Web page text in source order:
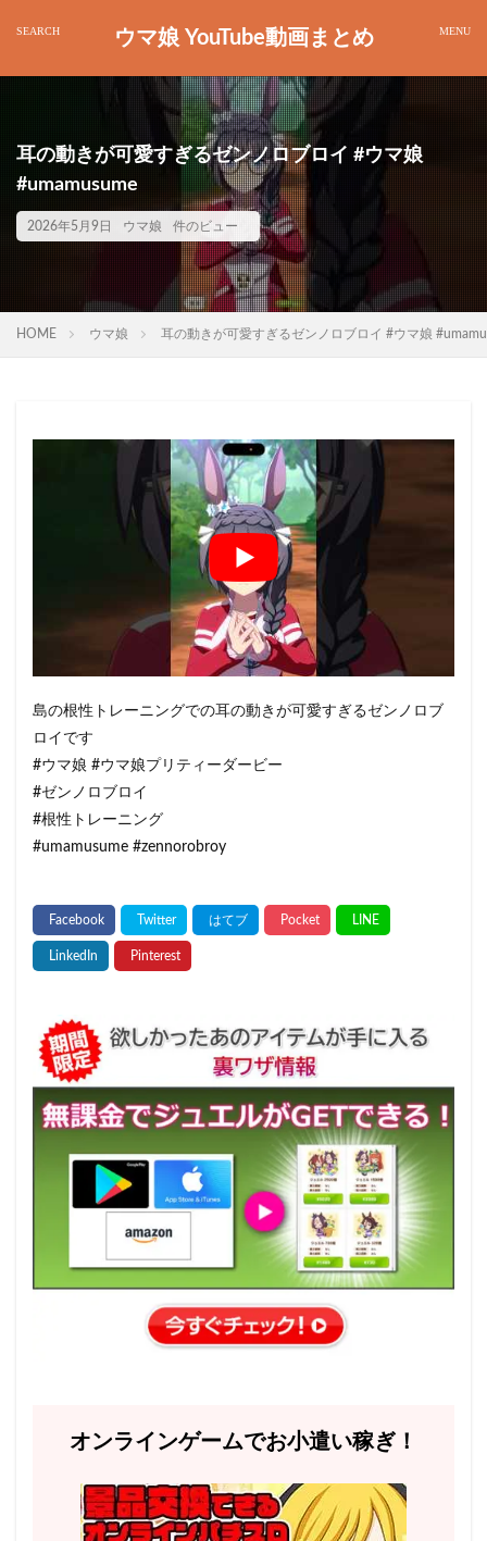
ウマ娘 YouTube動画まとめ
耳の動きが可愛すぎるゼンノロブロイ #ウマ娘
#umamusume
2026年5月9日 ウマ娘 件のビュー
HOME ウマ娘 耳の動きが可愛すぎるゼンノロブロイ #ウマ娘
島の根性トレーニングでの耳の動きが可愛すぎるゼンノロブ
ロイです
#ウマ娘 #ウマ娘プリティーダービー
#ゼンノロブロイ
#根性トレーニング
#umamusume #zennorobroy
オンラインゲームでお小遣い稼ぎ！